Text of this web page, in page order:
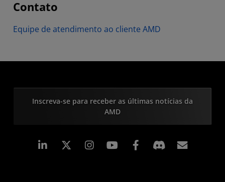
Contato
Equipe de atendimento ao cliente AMD
Inscreva-se para receber as últimas notícias da
AMD
Linkedin Instagram Facebook